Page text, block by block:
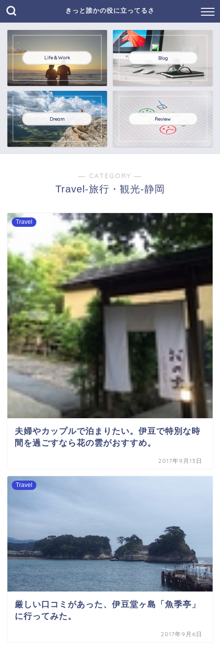
きっと誰かの役に立ってるさ
Life＆Work Blog
Dream Review
― CATEGORY ―
Travel-旅行・観光-静岡
Travel
夫婦やカップルで泊まりたい。伊豆で特別な時
間を過ごすなら花の雲がおすすめ。
2017年9月13日
Travel
厳しい口コミがあった、伊豆堂ヶ島「魚季亭」
に行ってみた。
2017年9月6日